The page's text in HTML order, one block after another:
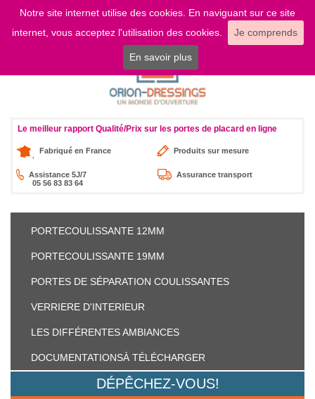
Notre site internet utilise des cookies. En naviguant sur ce site
internet, vous acceptez l'utilisation des cookies.
Je comprends
En savoir plus
LOGIN
Le meilleur rapport Qualité/Prix sur les portes de placard en ligne
Fabriqué en France Produits sur mesure
Assistance 5J/7
05 56 83 83 64
Assurance transport
PORTECOULISSANTE 12MM
PORTECOULISSANTE 19MM
PORTES DE SÉPARATION COULISSANTES
VERRIERE D'INTERIEUR
LES DIFFÉRENTESAMBIANCES
DOCUMENTATIONSÀ TÉLÉCHARGER
DÉPÊCHEZ-VOUS!